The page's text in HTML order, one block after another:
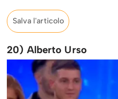
Salva l'articolo
20) Alberto Urso